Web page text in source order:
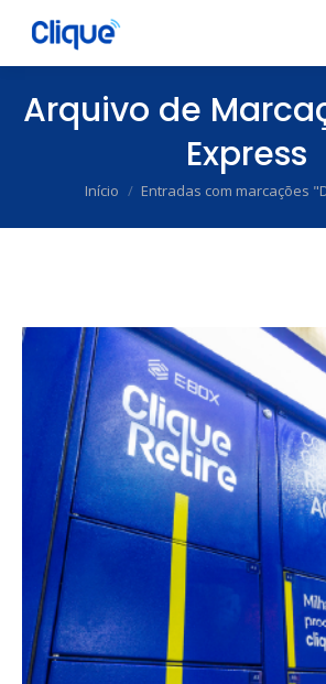
Arquivo de
Express
Você está aqui:
Início Entradas com marcações